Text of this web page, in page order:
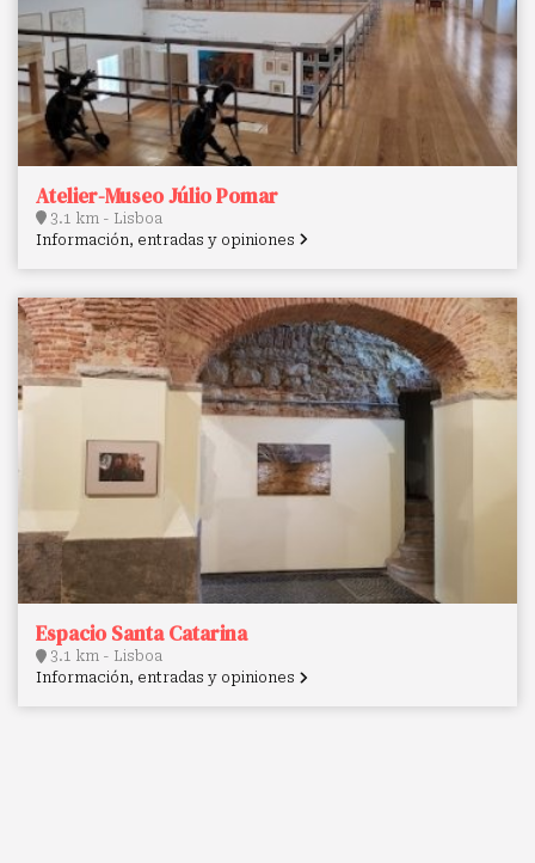
Atelier-Museo Júlio Pomar
3.1 km - Lisboa
Información, entradas y opiniones
Espacio Santa Catarina
3.1 km - Lisboa
Información, entradas y opiniones